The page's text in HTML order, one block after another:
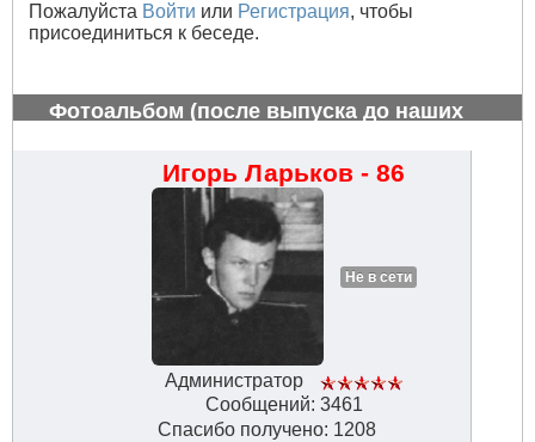
Пожалуйста Войти или Регистрация, чтобы
присоединиться к беседе.
Фотоальбом (после выпуска до наших
Игорь Ларьков - 86
Не в сети
Администратор
Сообщений: 3461
Спасибо получено: 1208